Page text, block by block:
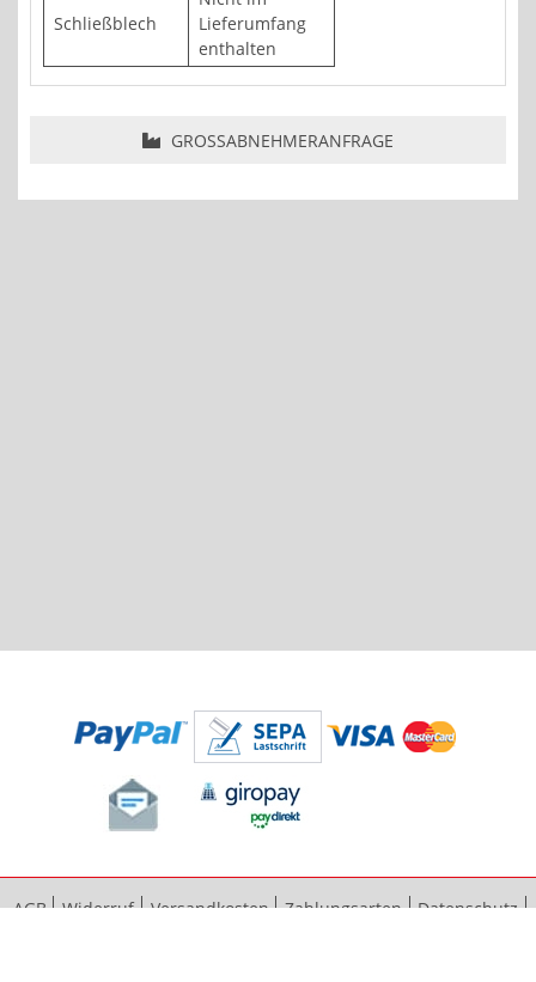
Schließblech
Lieferumfang
enthalten
GROSSABNEHMERANFRAGE
AGB Widerruf Versandkosten Zahlungsarten
Datenschutz